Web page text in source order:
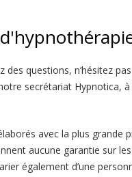
questions, n’hésitez
secrétariat Hypnotica, à
avec la plus grande
aucune garantie sur
également d’une